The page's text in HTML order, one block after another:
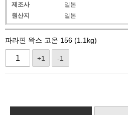
제조사
일본
원산지
일본
파라핀 왁스 고온 156 (1.1kg)
+1 -1